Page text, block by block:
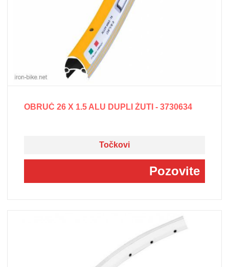
OBRUČ 26 X 1.5 ALU DUPLI ŽUTI - 3730634
Točkovi
Pozovite